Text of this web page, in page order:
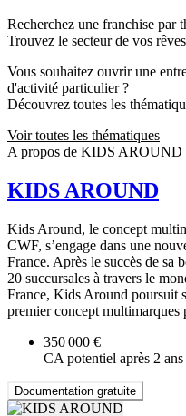
Recherchez une franchise par
Trouvez le secteur de vos
Vous souhaitez ouvrir une
d'activité particulier ?
Découvrez toutes les
Voir toutes les thématiques
A propos de KIDS AROUND
KIDS AROUND
Kids Around, le concept
CWF, s’engage dans une
France. Après le succès de sa
20 succursales à travers le
France, Kids Around poursuit
premier concept multimarques
350 000 €
CA potentiel après 2 ans
Documentation gratuite